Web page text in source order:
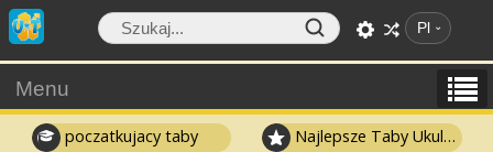
Pl
Menu
poczatkujacy taby Najlepsze Taby Ukulele